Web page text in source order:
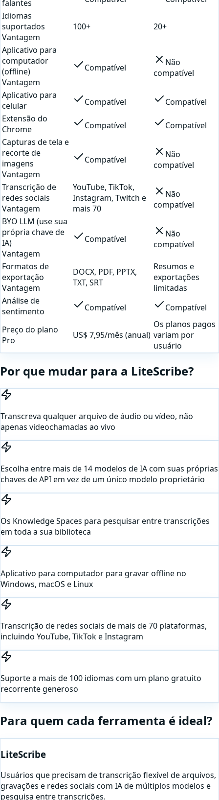
falantes
Idiomas
suportados
Vantagem
100+ 20+
Aplicativo para
computador
(offline)
Vantagem
Compatível
Não
compatível
Aplicativo para
celular
Compatível
Compatível
Extensão do
Chrome
Compatível
Compatível
Capturas de tela e
recorte de
imagens
Vantagem
Compatível
Não
compatível
Transcrição de
redes sociais
Vantagem
YouTube, TikTok,
Instagram, Twitch e
mais 70
Não
compatível
BYO LLM (use sua
própria chave de
IA)
Vantagem
Compatível
Não
compatível
Formatos de
exportação
Vantagem
DOCX, PDF, PPTX,
TXT, SRT
Resumos e
exportações
limitadas
Análise de
sentimento
Compatível Compatível
Preço do plano
Pro
US$ 7,95/mês (anual)
Os planos pagos
variam por
usuário
Por que mudar para a LiteScribe?
Transcreva qualquer arquivo de áudio ou vídeo, não
apenas videochamadas ao vivo
Escolha entre mais de 14 modelos de IA com suas próprias
chaves de API em vez de um único modelo proprietário
Os Knowledge Spaces para pesquisar entre transcrições
em toda a sua biblioteca
Aplicativo para computador para gravar offline no
Windows, macOS e Linux
Transcrição de redes sociais de mais de 70 plataformas,
incluindo YouTube, TikTok e Instagram
Suporte a mais de 100 idiomas com um plano gratuito
recorrente generoso
Para quem cada ferramenta é ideal?
LiteScribe
Usuários que precisam de transcrição flexível de arquivos,
gravações e redes sociais com IA de múltiplos modelos e
pesquisa entre transcrições.